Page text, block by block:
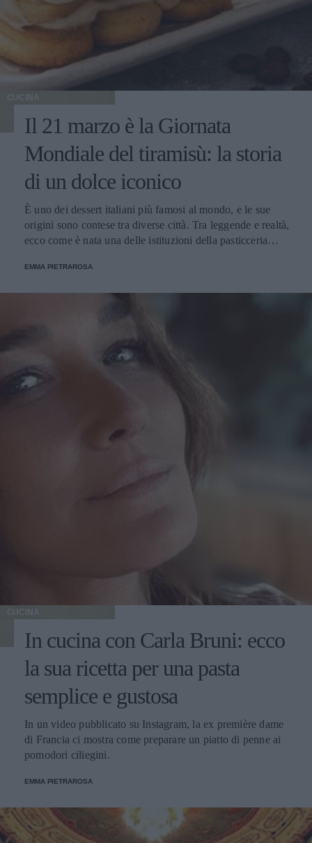
CUCINA
Il 21 marzo è la Giornata
Mondiale del tiramisù: la storia
di un dolce iconico
È uno dei dessert italiani più famosi al mondo, e le sue
origini sono contese tra diverse città. Tra leggende e realtà,
ecco come è nata una delle istituzioni della pasticceria
EMMA PIETRAROSA
CUCINA
In cucina con Carla Bruni: ecco
la sua ricetta per una pasta
semplice e gustosa
In un video pubblicato su Instagram, la ex première dame
di Francia ci mostra come preparare un piatto di penne ai
pomodori ciliegini.
EMMA PIETRAROSA